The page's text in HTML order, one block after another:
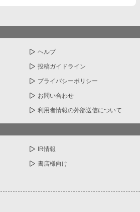
ヘルプ
投稿ガイドライン
プライバシーポリシー
お問い合わせ
利用者情報の外部送信について
IR情報
書店様向け